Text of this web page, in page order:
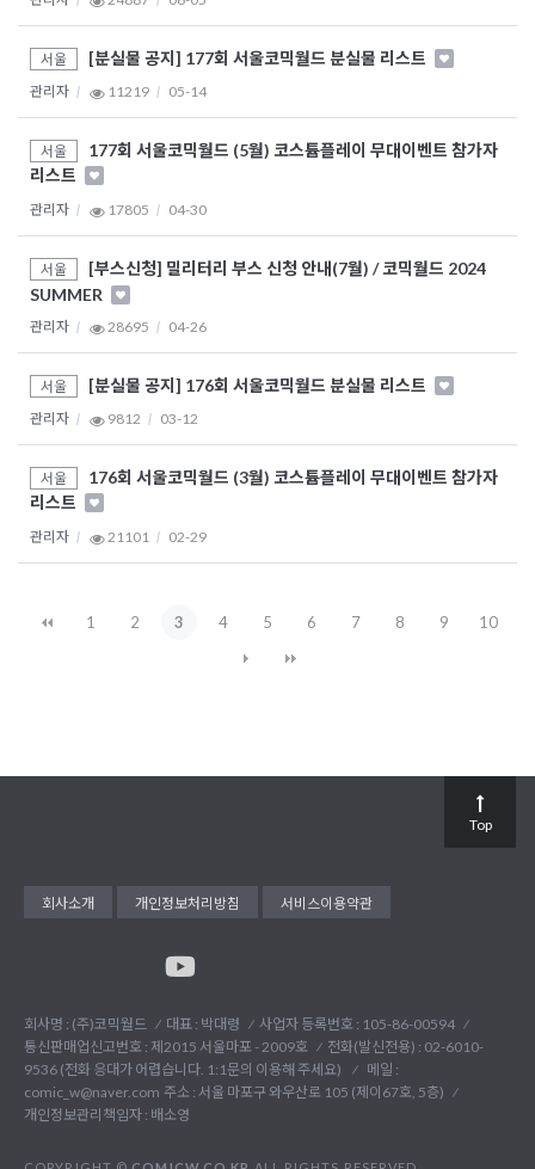
서울 [분실물 공지] 177회 서울코믹월드 분실물 리스트
관리자 11219 05-14
서울
177회 서울코믹월드 (5월) 코스튬플레이 무대이벤트 참가자
리스트
관리자 17805 04-30
서울
[부스신청] 밀리터리 부스 신청 안내(7월) / 코믹월드 2024
SUMMER
관리자 28695 04-26
서울 [분실물 공지] 176회 서울코믹월드 분실물 리스트
관리자 9812 03-12
서울
176회 서울코믹월드 (3월) 코스튬플레이 무대이벤트 참가자
리스트
관리자 21101 02-29
1 2 3 4 5 6 7 8 9 10
회사소개 개인정보처리방침 서비스이용약관
회사명 : (주)코믹월드 대표 : 박대령
사업자 등록번호 : 105-86-00594
통신판매업신고번호 : 제2015 서울마포 - 2009호
전화(발신전용) : 02-6010-
9536 (전화 응대가 어렵습니다. 1:1문의 이용해 주세요)
메일 :
comic_w@naver.com 주소 : 서울 마포구 와우산로 105 (제이67호, 5층)
개인정보관리책임자 : 배소영
Top